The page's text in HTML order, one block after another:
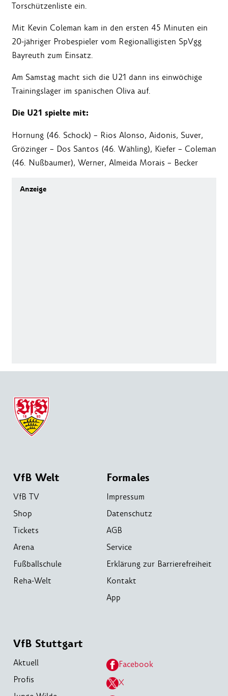
Torschützenliste ein.
Mit Kevin Coleman kam in den ersten 45 Minuten ein
20-jähriger Probespieler vom Regionalligisten SpVgg
Bayreuth zum Einsatz.
Am Samstag macht sich die U21 dann ins einwöchige
Trainingslager im spanischen Oliva auf.
Die U21 spielte mit:
Hornung (46. Schock) – Rios Alonso, Aidonis, Suver,
Grözinger – Dos Santos (46. Wähling), Kiefer – Coleman
(46. Nußbaumer), Werner, Almeida Morais – Becker
VfB Welt
VfB TV
Shop
Tickets
Arena
Fußballschule
Reha-Welt
Formales
Impressum
Datenschutz
AGB
Service
Erklärung zur Barrierefreiheit
Kontakt
App
VfB Stuttgart
Aktuell
Profis
Facebook
X